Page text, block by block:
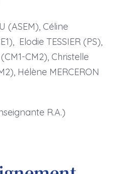
(ASEM), Céline
Elodie TESSIER (PS),
CM2), Christelle
Hélène MERCERON
R.A.)